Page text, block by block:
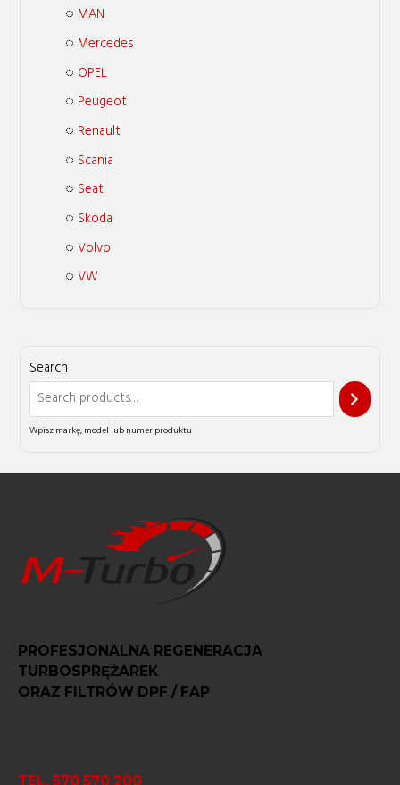
MAN
Mercedes
OPEL
Peugeot
Renault
Scania
Seat
Skoda
Volvo
VW
Search
PROFESJONALNA REGENERACJA
TURBOSPRĘŻAREK
ORAZ FILTRÓW DPF / FAP
TEL. 570 570 200